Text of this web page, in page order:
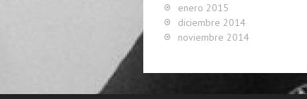
enero 2015
diciembre 2014
noviembre 2014